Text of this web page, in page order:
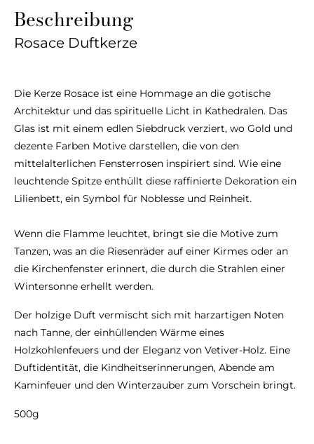
Beschreibung
Rosace Duftkerze
Die Kerze Rosace ist eine Hommage an die gotische
Architektur und das spirituelle Licht in Kathedralen. Das
Glas ist mit einem edlen Siebdruck verziert, wo Gold und
dezente Farben Motive darstellen, die von den
mittelalterlichen Fensterrosen inspiriert sind. Wie eine
leuchtende Spitze enthüllt diese raffinierte Dekoration ein
Lilienbett, ein Symbol für Noblesse und Reinheit.
Wenn die Flamme leuchtet, bringt sie die Motive zum
Tanzen, was an die Riesenräder auf einer Kirmes oder an
die Kirchenfenster erinnert, die durch die Strahlen einer
Wintersonne erhellt werden.
Der holzige Duft vermischt sich mit harzartigen Noten
nach Tanne, der einhüllenden Wärme eines
Holzkohlenfeuers und der Eleganz von Vetiver-Holz. Eine
Duftidentität, die Kindheitserinnerungen, Abende am
Kaminfeuer und den Winterzauber zum Vorschein bringt.
500g